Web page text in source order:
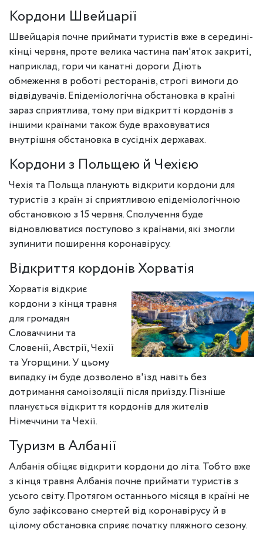
Кордони Швейцарії
Швейцарія почне приймати туристів вже в середині-
кінці червня, проте велика частина пам'яток закриті,
наприклад, гори чи канатні дороги. Діють
обмеження в роботі ресторанів, строгі вимоги до
відвідувачів. Епідеміологічна обстановка в країні
зараз сприятлива, тому при відкритті кордонів з
іншими країнами також буде враховуватися
внутрішня обстановка в сусідніх державах.
Кордони з Польщею й Чехією
Чехія та Польща планують відкрити кордони для
туристів з країн зі сприятливою епідеміологічною
обстановкою з 15 червня. Сполучення буде
відновлюватися поступово з країнами, які змогли
зупинити поширення коронавірусу.
Відкриття кордонів Хорватія
Хорватія відкриє
кордони з кінця травня
для громадян
Словаччини та
Словенії, Австрії, Чехії
та Угорщини. У цьому
випадку їм буде дозволено в'їзд навіть без
дотримання самоізоляції після приїзду. Пізніше
планується відкриття кордонів для жителів
Німеччини та Чехії.
Туризм в Албанії
Албанія обіцяє відкрити кордони до літа. Тобто вже
з кінця травня Албанія почне приймати туристів з
усього світу. Протягом останнього місяця в країні не
було зафіксовано смертей від коронавірусу й в
цілому обстановка сприяє початку пляжного сезону.